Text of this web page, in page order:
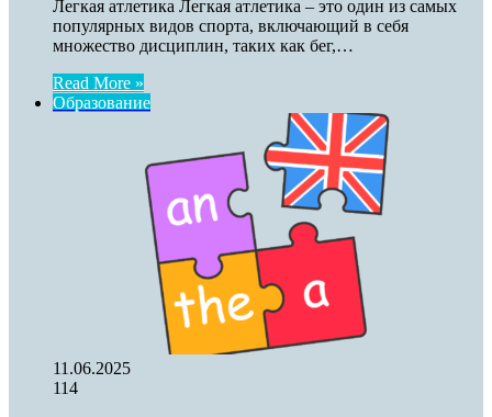
Легкая атлетика Легкая атлетика – это один из самых
популярных видов спорта, включающий в себя
множество дисциплин, таких как бег,…
Read More »
Образование
11.06.2025
114